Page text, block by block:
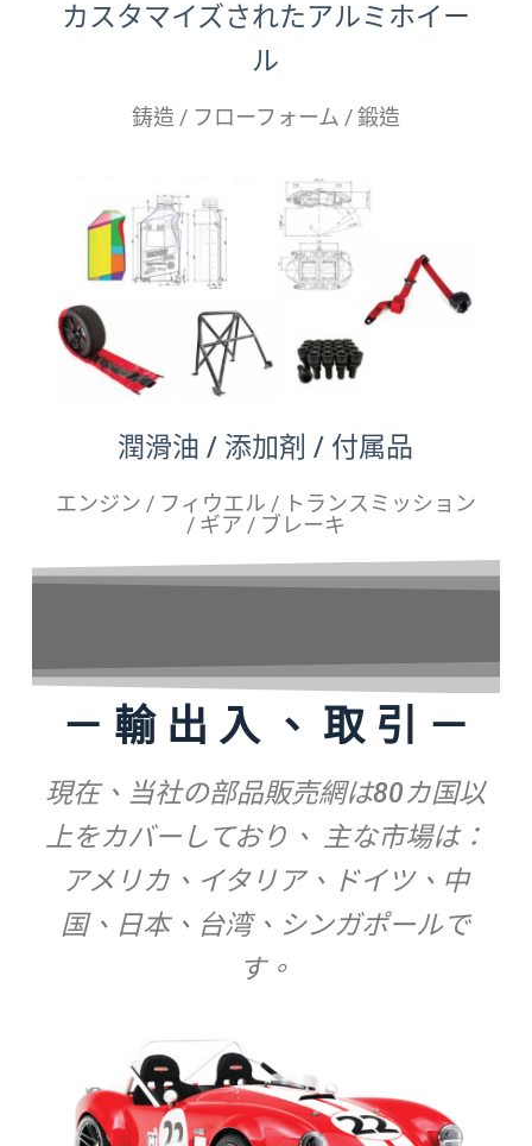
カスタマイズされたアルミホイー
ル
鋳造 / フローフォーム / 鍛造
潤滑油 / 添加剤 / 付属品
エンジン / フィウエル / トランスミッション
/ ギア / ブレーキ
－ 輸 出 入 、 取 引 －
現在、当社の部品販売網は80カ国以
上をカバーしており、 主な市場は：
アメリカ、イタリア、ドイツ、中
国、日本、台湾、シンガポールで
す。